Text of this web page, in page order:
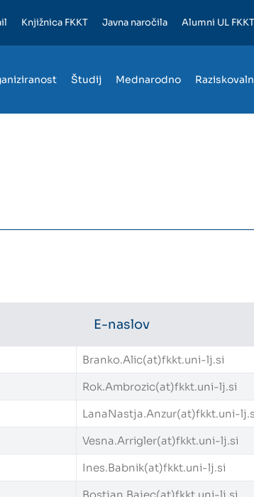
Knjižnica FKKT Javna naročila Alumni UL FKKT
Študij Mednarodno
E-naslov
Branko.Alic(at)fkkt.uni-lj.si
Rok.Ambrozic(at)fkkt.uni-lj.si
LanaNastja.Anzur(at)fkkt.uni-
Vesna.Arrigler(at)fkkt.uni-lj.si
Ines.Babnik(at)fkkt.uni-lj.si